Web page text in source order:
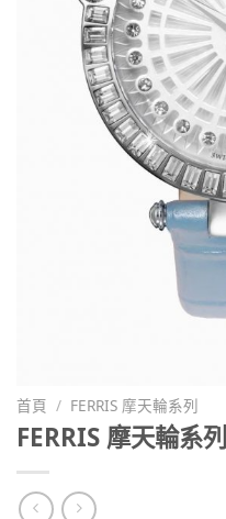
首頁 / FERRIS 摩天輪系列
FERRIS 摩天輪系